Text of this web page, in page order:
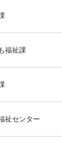
福祉課
祉センター